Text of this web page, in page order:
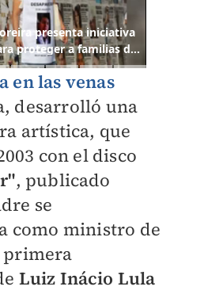
en las venas
desarrolló una
artística, que
con el disco
, publicado
se
como ministro de
primera
Luiz Inácio Lula